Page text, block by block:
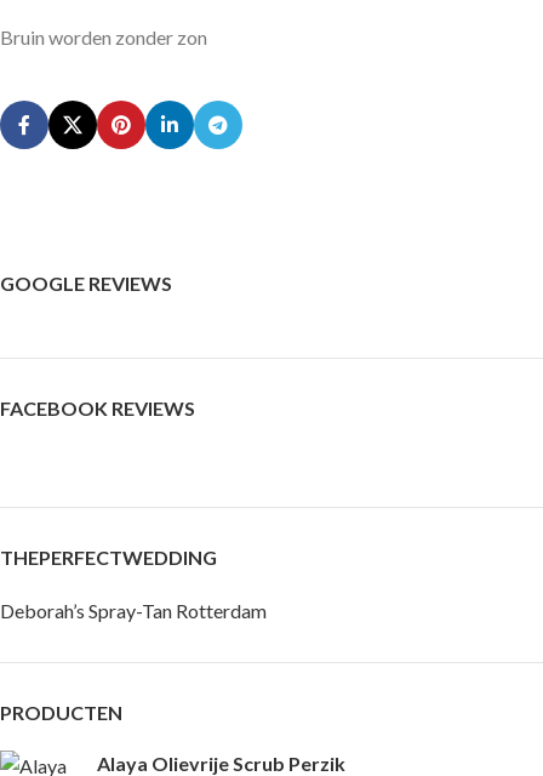
Bruin worden zonder zon
GOOGLE REVIEWS
FACEBOOK REVIEWS
THEPERFECTWEDDING
Deborah’s Spray-Tan Rotterdam
PRODUCTEN
Alaya Olievrije Scrub Perzik